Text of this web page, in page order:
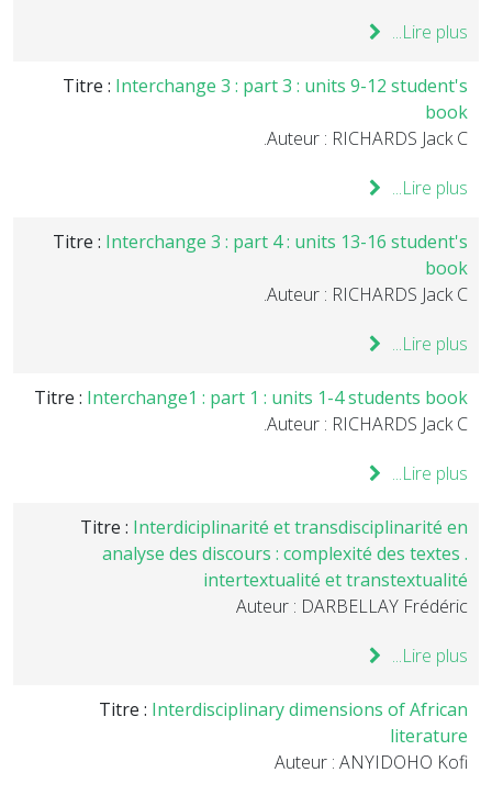
Lire plus...
Titre : Interchange 3 : part 3 : units 9-12 student's
book
Auteur : RICHARDS Jack C.
Lire plus...
Titre : Interchange 3 : part 4 : units 13-16 student's
book
Auteur : RICHARDS Jack C.
Lire plus...
Titre : Interchange1 : part 1 : units 1-4 students book
Auteur : RICHARDS Jack C.
Lire plus...
Titre : Interdiciplinarité et transdisciplinarité en
analyse des discours : complexité des textes .
intertextualité et transtextualité
Auteur : DARBELLAY Frédéric
Lire plus...
Titre : Interdisciplinary dimensions of African
literature
Auteur : ANYIDOHO Kofi